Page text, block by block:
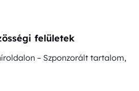
felületek
– Szponzorált tartalom,